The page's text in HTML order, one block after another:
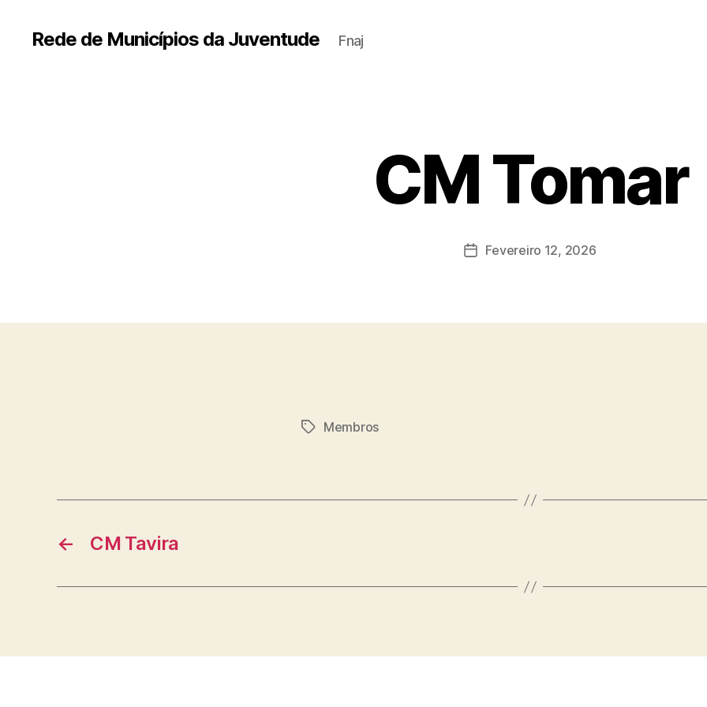
Rede de Municípios da Juventude Fnaj
CM Tomar
DataFevereiro 12, 2026
Etiquetas
Membros
← CM Tavira